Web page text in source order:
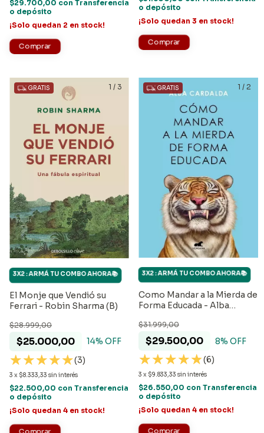
$29.700,00 con Transferencia
o depósito
¡Solo quedan 2 en stock!
o depósito
¡Solo quedan 3 en stock!
1 / 3
GRATIS
El Monje que Vendió su
Ferrari - Robin Sharma (B)
$25.000,00
$28.999,00
14% OFF
(3)
3 x $8.333,33 sin interés
3X2 : ARMÁ TU COMBO AHORA📚
$22.500,00 con Transferencia
o depósito
¡Solo quedan 4 en stock!
1 / 2
GRATIS
Como Mandar a la Mierda de
Forma Educada - Alba
$29.500,00
$31.999,00
8% OFF
(6)
3 x $9.833,33 sin interés
3X2 : ARMÁ TU COMBO AHORA📚
$26.550,00 con Transferencia
o depósito
¡Solo quedan 4 en stock!